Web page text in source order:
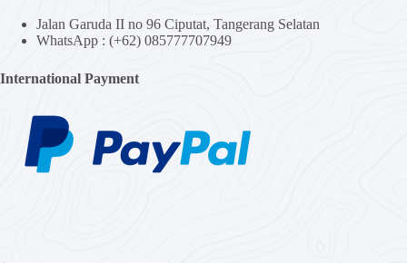
Jalan Garuda II no 96 Ciputat, Tangerang Selatan
WhatsApp : (+62) 085777707949
International Payment